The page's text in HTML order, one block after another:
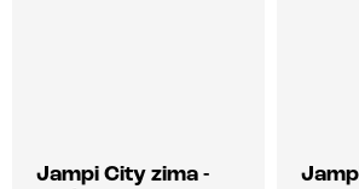
Jampi City zima -